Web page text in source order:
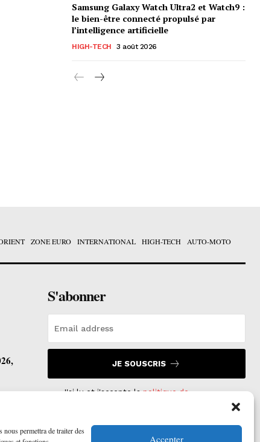
permettra de traiter des
Accepter
Samsung Galaxy Watch Ultra2 et Watch9 :
le bien-être connecté propulsé par
l’intelligence artificielle
HIGH-TECH 3 août 2026
ZONE EURO INTERNATIONAL HIGH-TECH AUTO-MOTO
S'abonner
JE SOUSCRIS
J'ai lu et j'accepte lapolitique de